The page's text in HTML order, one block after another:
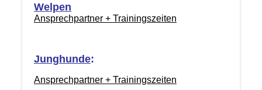
Welpen
Ansprechpartner + Trainingszeiten
Junghunde:
Ansprechpartner + Trainingszeiten